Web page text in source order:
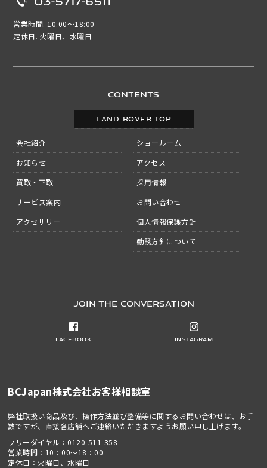
CONTENTS
LAND ROVER TOP
会社紹介
お知らせ
買取・下取
サービス案内
アクセサリー
ショールーム
アクセス
採用情報
お問い合わせ
個人情報保護方針
勧誘方針について
営業時間. 10:00～18:00
定休日. 火曜日、水曜日
JOIN THE CONVERSATION
Facebook Instagram
BCJapan株式会社お客様相談室
弊社取扱い商品及び、操作方法並び整備等に関するお問い合わせは、お手
数ですが、直接各店舗へご連絡いただきますようお願い申し上げます。
フリーダイヤル：0120-511-358
営業時間：10：00～18：00
定休日：火曜日、水曜日